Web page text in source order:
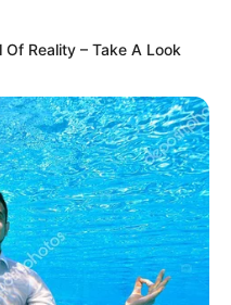
Reality – Take A Look